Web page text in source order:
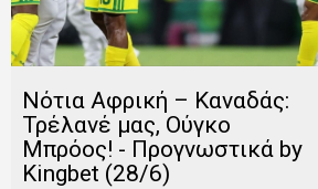
Νότια Αφρική – Καναδάς:
Τρέλανέ μας, Ούγκο
Μπρόος! - Προγνωστικά by
Kingbet (28/6)